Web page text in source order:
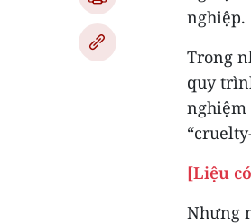
nghiệp.
Trong
quy
nghiệm
[Liệu
Nhưng